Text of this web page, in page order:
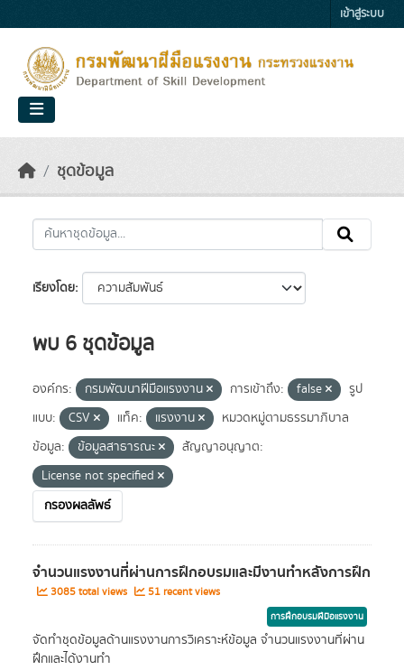
เข้าสู่ระบบ
ชุดข้อมูล
เรียงโดย
พบ 6 ชุดข้อมูล
องค์กร: กรมพัฒนาฝีมือแรงงาน การเข้าถึง: false
รูป
แบบ:
CSV แท็ค: แรงงาน
หมวดหมู่ตามธรรมาภิบาล
ข้อมูล:
ข้อมูลสาธารณะ
สัญญาอนุญาต:
License not specified
กรองผลลัพธ์
จำนวนแรงงานที่ผ่านการฝึกอบรมและมีงานทำหลังการฝึก
3085 total views 51 recent views
การฝึกอบรมฝีมือแรงงาน
จัดทำชุดข้อมูลด้านแรงงานการวิเคราะห์ข้อมูล จำนวนแรงงานที่ผ่าน
ฝึกและได้งานทำ